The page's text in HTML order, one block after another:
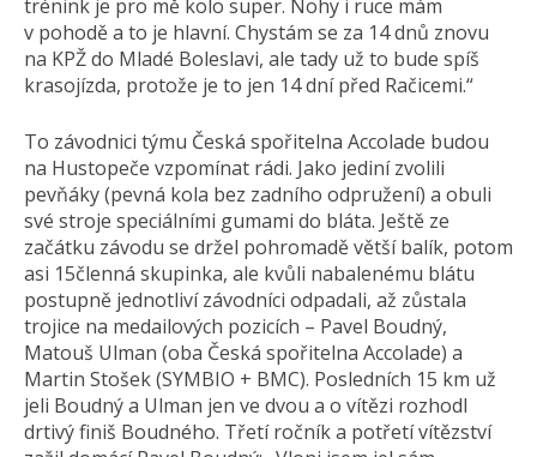
trénink je pro mě kolo super. Nohy i ruce mám
v pohodě a to je hlavní. Chystám se za 14 dnů znovu
na KPŽ do Mladé Boleslavi, ale tady už to bude spíš
krasojízda, protože je to jen 14 dní před Račicemi.“
To závodnici týmu Česká spořitelna Accolade budou
na Hustopeče vzpomínat rádi. Jako jediní zvolili
pevňáky (pevná kola bez zadního odpružení) a obuli
své stroje speciálními gumami do bláta. Ještě ze
začátku závodu se držel pohromadě větší balík, potom
asi 15členná skupinka, ale kvůli nabalenému blátu
postupně jednotliví závodníci odpadali, až zůstala
trojice na medailových pozicích – Pavel Boudný,
Matouš Ulman (oba Česká spořitelna Accolade) a
Martin Stošek (SYMBIO + BMC). Posledních 15 km už
jeli Boudný a Ulman jen ve dvou a o vítězi rozhodl
drtivý finiš Boudného. Třetí ročník a potřetí vítězství